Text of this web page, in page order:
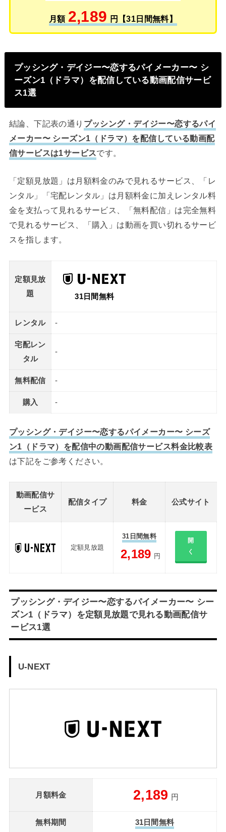
月額 2,189 円【31日間無料】
プッシング・デイジー〜恋するパイメーカー〜 シ
ーズン1（ドラマ）を配信している動画配信サービ
ス1選
結論、下記表の通り プッシング・デイジー〜恋するパイ
メーカー〜 シーズン1（ドラマ）を配信している動画配
信サービスは1サービスです。
「定額見放題」は月額料金のみで見れるサービス、「レ
ンタル」「宅配レンタル」は月額料金に加えレンタル料
金を支払って見れるサービス、「無料配信」は完全無料
で見れるサービス、「購入」は動画を買い切れるサービ
スを指します。
定額見放
題
31日間無料
レンタル -
宅配レン
タル
-
無料配信 -
購入 -
プッシング・デイジー〜恋するパイメーカー〜 シーズ
ン1（ドラマ）を配信中の動画配信サービス料金比較表
は下記をご参考ください。
動画配信サ
ービス
配信タイプ 料金 公式サイト
定額見放題
31日間無料
2,189 円
開
く
プッシング・デイジー〜恋するパイメーカー〜 シー
ズン1（ドラマ）を定額見放題で見れる動画配信サ
ービス1選
U-NEXT
月額料金 2,189 円
無料期間 31日間無料